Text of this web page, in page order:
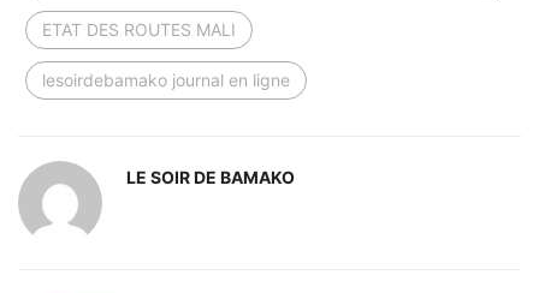
ETAT DES ROUTES MALI
lesoirdebamako journal en ligne
LE SOIR DE BAMAKO